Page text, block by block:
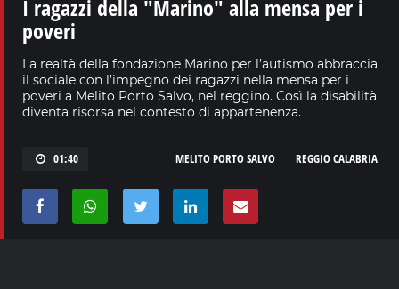
I ragazzi della "Marino" alla mensa per i
poveri
La realtà della fondazione Marino per l’autismo abbraccia
il sociale con l’impegno dei ragazzi nella mensa per i
poveri a Melito Porto Salvo, nel reggino. Così la disabilità
diventa risorsa nel contesto di appartenenza.
01:40 REGGIO CALABRIA
MELITO PORTO SALVO